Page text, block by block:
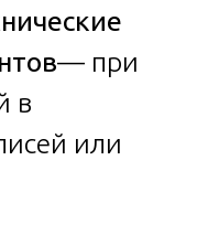
— при
в
или